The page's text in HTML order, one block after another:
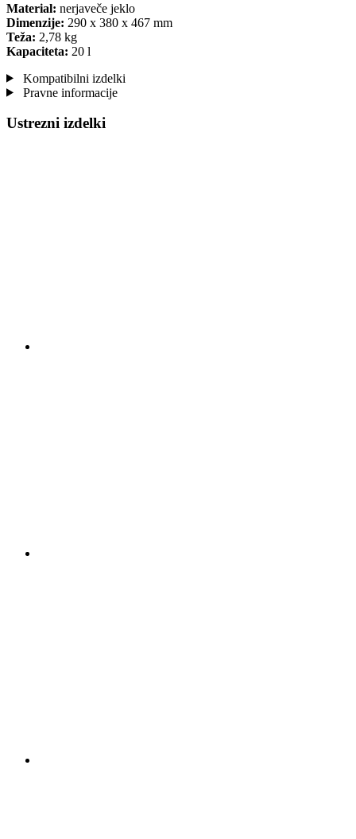
Material: nerjaveče jeklo
Dimenzije: 290 x 380 x 467 mm
Teža: 2,78 kg
Kapaciteta: 20 l
Kompatibilni izdelki
Pravne informacije
Ustrezni izdelki